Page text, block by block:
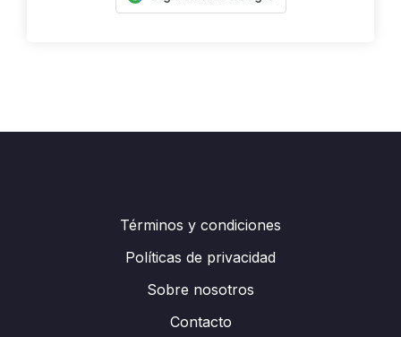
Términos y condiciones
Políticas de privacidad
Sobre nosotros
Contacto